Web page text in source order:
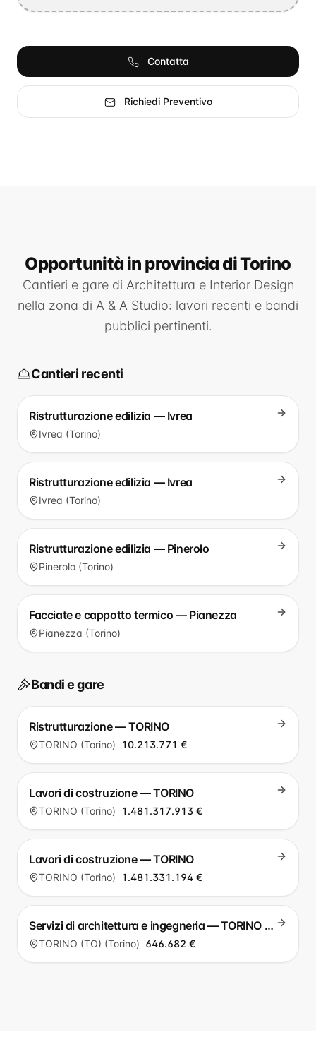
Contatta
Richiedi Preventivo
Opportunità in provincia di Torino
Cantieri e gare di Architettura e Interior Design
nella zona di A & A Studio: lavori recenti e bandi
pubblici pertinenti.
Cantieri recenti
Ristrutturazione edilizia — Ivrea
Ivrea (Torino)
Ristrutturazione edilizia — Ivrea
Ivrea (Torino)
Ristrutturazione edilizia — Pinerolo
Pinerolo (Torino)
Facciate e cappotto termico — Pianezza
Pianezza (Torino)
Bandi e gare
Ristrutturazione — TORINO
TORINO (Torino) 10.213.771 €
Lavori di costruzione — TORINO
TORINO (Torino) 1.481.317.913 €
Lavori di costruzione — TORINO
TORINO (Torino) 1.481.331.194 €
Servizi di architettura e ingegneria — TORINO (TO)
TORINO (TO) (Torino) 646.682 €